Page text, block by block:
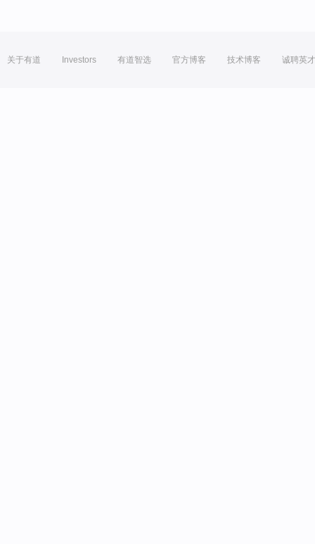
关于有道 Investors 有道智选 官方博客 技术博客 诚聘英才